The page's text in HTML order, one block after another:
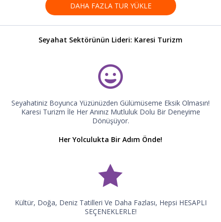
DAHA FAZLA TUR YÜKLE
Seyahat Sektörünün Lideri: Karesi Turizm
Seyahatiniz Boyunca Yüzünüzden Gülümüseme Eksik Olmasın!
Karesi Turizm İle Her Anınız Mutluluk Dolu Bir Deneyime
Dönüşüyor.
Her Yolculukta Bir Adım Önde!
Kültür, Doğa, Deniz Tatilleri Ve Daha Fazlası, Hepsi HESAPLI
SEÇENEKLERLE!